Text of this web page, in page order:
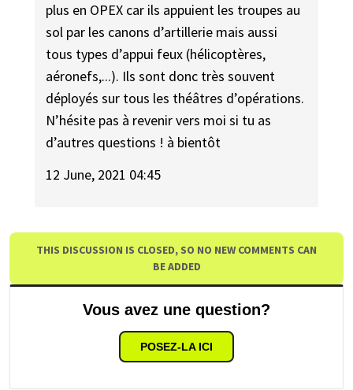
plus en OPEX car ils appuient les troupes au
sol par les canons d’artillerie mais aussi
tous types d’appui feux (hélicoptères,
aéronefs,...). Ils sont donc très souvent
déployés sur tous les théâtres d’opérations.
N’hésite pas à revenir vers moi si tu as
d’autres questions ! à bientôt
12 June, 2021 04:45
THIS DISCUSSION IS CLOSED, SO NO NEW COMMENTS CAN
BE ADDED
Vous avez une question?
POSEZ-LA ICI